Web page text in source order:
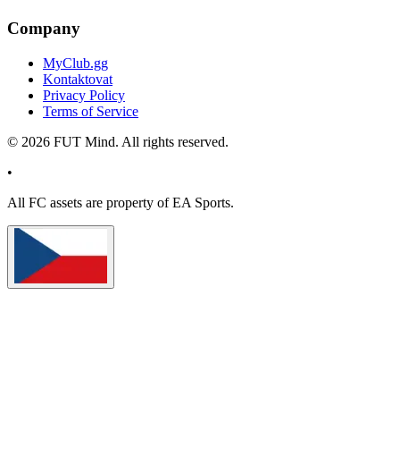
Company
MyClub.gg
Kontaktovat
Privacy Policy
Terms of Service
© 2026 FUT Mind. All rights reserved.
•
All FC assets are property of EA Sports.